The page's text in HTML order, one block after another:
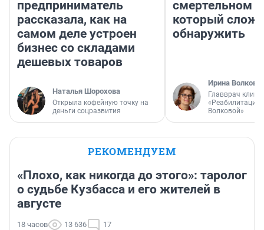
предприниматель
рассказала, как на
самом деле устроен
бизнес со складами
дешевых товаров
Наталья Шорохова
Открыла кофейную точку на
деньги соцразвития
смертельном
который
обнаружить
Ирина Волкова
Главврач
«Реабилитация
Волковой»
РЕКОМЕНДУЕМ
«Плохо, как никогда до этого»: таролог
о судьбе Кузбасса и его жителей в
августе
18 часов 13 636 17